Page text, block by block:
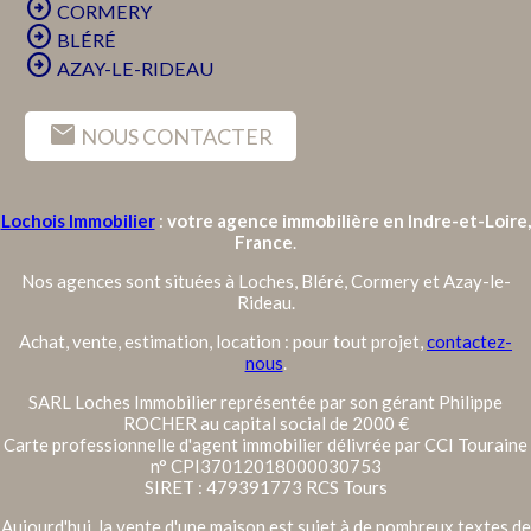
arrow_circle_right CORMERY
arrow_circle_right BLÉRÉ
arrow_circle_right AZAY-LE-RIDEAU
mail NOUS CONTACTER
Lochois Immobilier: votre agence immobilière en Indre-et-Loire,
France.
Nos agences sont situées à Loches, Bléré, Cormery et Azay-le-
Rideau.
Achat, vente, estimation, location : pour tout projet,contactez-
nous.
SARL Loches Immobilier représentée par son gérant Philippe
ROCHER au capital social de 2000 €
Carte professionnelle d'agent immobilier délivrée par CCI Touraine
n° CPI37012018000030753
SIRET : 479391773 RCS Tours
Aujourd'hui, la vente d'une maison est sujet à de nombreux textes de